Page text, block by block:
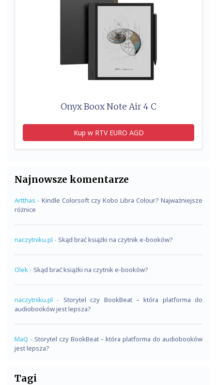
Onyx Boox Note Air 4 C
Kup w RTV EURO AGD
Najnowsze komentarze
Artthas - Kindle Colorsoft czy Kobo Libra Colour? Najważniejsze
różnice
naczytniku.pl - Skąd brać książki na czytnik e-booków?
Olek - Skąd brać książki na czytnik e-booków?
naczytniku.pl - Storytel czy BookBeat – która platforma do
audiobooków jest lepsza?
MaQ - Storytel czy BookBeat – która platforma do audiobooków
jest lepsza?
Tagi